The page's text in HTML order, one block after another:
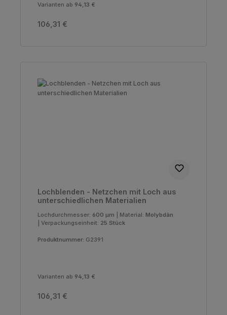
Varianten ab 94,13 €
Regulärer Preis:
106,31 €
Lochblenden - Netzchen mit Loch aus
unterschiedlichen Materialien
Lochdurchmesser: 600 µm Material: Molybdän
Verpackungseinheit: 25 Stück
Produktnummer: G2391
Varianten ab 94,13 €
Regulärer Preis:
106,31 €